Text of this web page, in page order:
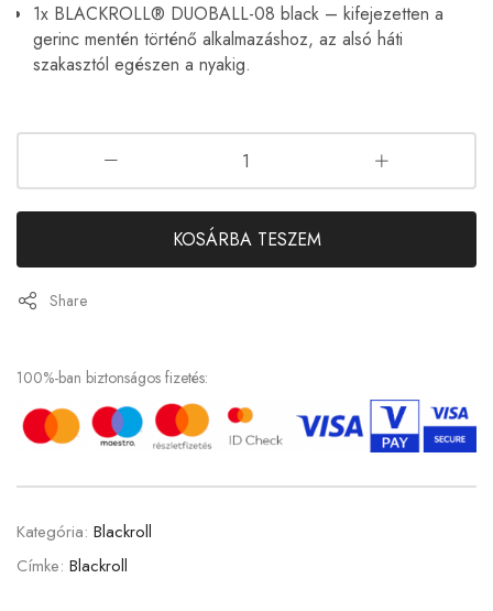
1x BLACKROLL® DUOBALL-08 black – kifejezetten a
gerinc mentén történő alkalmazáshoz, az alsó háti
szakasztól egészen a nyakig.
KOSÁRBA TESZEM
Share
100%-ban biztonságos fizetés:
Kategória: Blackroll
Címke: Blackroll